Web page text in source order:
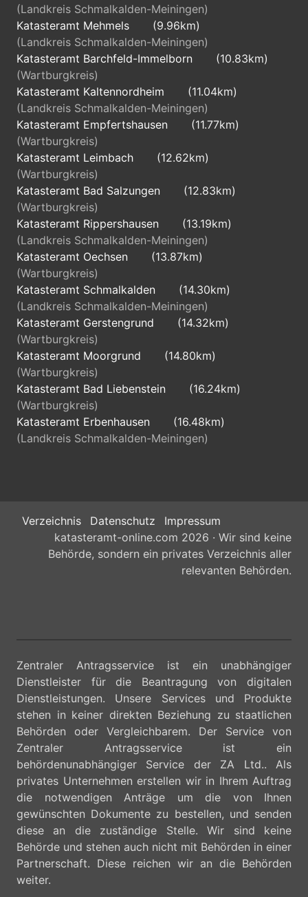
(Landkreis Schmalkalden-Meiningen)
Katasteramt Mehmels
(9.96km)
(Landkreis Schmalkalden-Meiningen)
Katasteramt Barchfeld-Immelborn
(10.83km)
(Wartburgkreis)
Katasteramt Kaltennordheim
(11.04km)
(Landkreis Schmalkalden-Meiningen)
Katasteramt Empfertshausen
(11.77km)
(Wartburgkreis)
Katasteramt Leimbach
(12.62km)
(Wartburgkreis)
Katasteramt Bad Salzungen
(12.83km)
(Wartburgkreis)
Katasteramt Rippershausen
(13.19km)
(Landkreis Schmalkalden-Meiningen)
Katasteramt Oechsen
(13.87km)
(Wartburgkreis)
Katasteramt Schmalkalden
(14.30km)
(Landkreis Schmalkalden-Meiningen)
Katasteramt Gerstengrund
(14.32km)
(Wartburgkreis)
Katasteramt Moorgrund
(14.80km)
(Wartburgkreis)
Katasteramt Bad Liebenstein
(16.24km)
(Wartburgkreis)
Katasteramt Erbenhausen
(16.48km)
(Landkreis Schmalkalden-Meiningen)
Verzeichnis Datenschutz
Impressum
katasteramt-online.com 2026 · Wir sind keine
Behörde, sondern ein privates Verzeichnis aller
relevanten Behörden.
Zentraler Antragsservice ist ein unabhängiger
Dienstleister für die Beantragung von digitalen
Dienstleistungen. Unsere Services und Produkte
stehen in keiner direkten Beziehung zu staatlichen
Behörden oder Vergleichbarem. Der Service von
Zentraler Antragsservice ist ein
behördenunabhängiger Service der ZA Ltd.. Als
privates Unternehmen erstellen wir in Ihrem Auftrag
die notwendigen Anträge um die von Ihnen
gewünschten Dokumente zu bestellen, und senden
diese an die zuständige Stelle. Wir sind keine
Behörde und stehen auch nicht mit Behörden in einer
Partnerschaft. Diese reichen wir an die Behörden
weiter.